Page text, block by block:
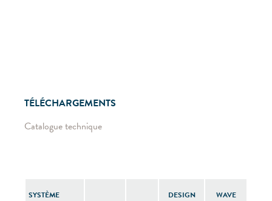
TÉLÉCHARGEMENTS
Catalogue technique
SYSTÈME DESIGN WAVE